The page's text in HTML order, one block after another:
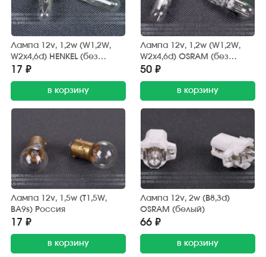
Лампа 12v, 1,2w (W1,2W,
W2x4,6d) HENKEL (без
цоколя)
17 ₽
в корзину
Лампа 12v, 1,2w (W1,2W,
W2x4,6d) OSRAM (без
цоколя)
50 ₽
в корзину
Лампа 12v, 1,5w (T1,5W,
BA9s) Россия
17 ₽
в корзину
Лампа 12v, 2w (B8,3d)
OSRAM (белый)
66 ₽
в корзину